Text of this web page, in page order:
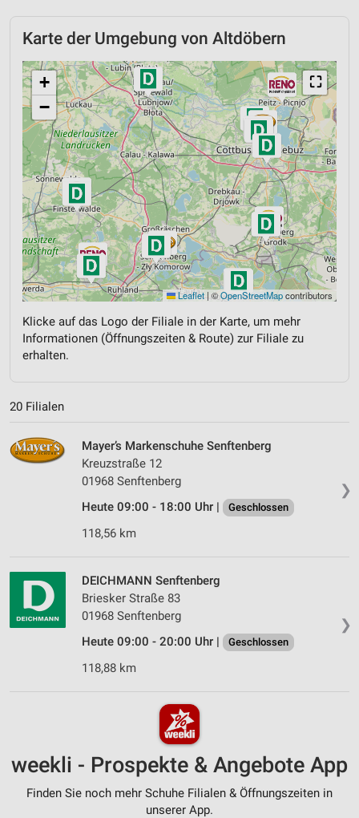
Karte der Umgebung von Altdöbern
⛶
+
−
Leaflet |©OpenStreetMapcontributors
Klicke auf das Logo der Filiale in der Karte, um mehr
Informationen (Öffnungszeiten & Route) zur Filiale zu
erhalten.
20 Filialen
❯
Mayer’s Markenschuhe Senftenberg
Kreuzstraße 12
01968 Senftenberg
Heute 09:00 - 18:00 Uhr |
Geschlossen
118,56 km
❯
DEICHMANN Senftenberg
Briesker Straße 83
01968 Senftenberg
Heute 09:00 - 20:00 Uhr |
Geschlossen
118,88 km
weekli - Prospekte & Angebote App
Finden Sie noch mehr Schuhe Filialen & Öffnungszeiten in
unserer App.